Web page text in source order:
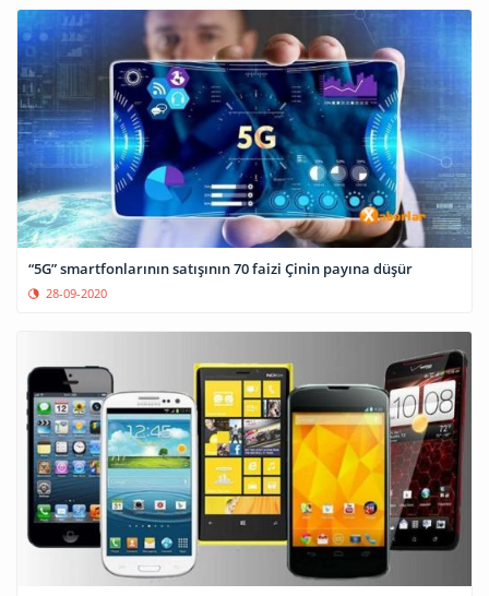
“5G” smartfonlarının satışının 70 faizi Çinin payına düşür
28-09-2020